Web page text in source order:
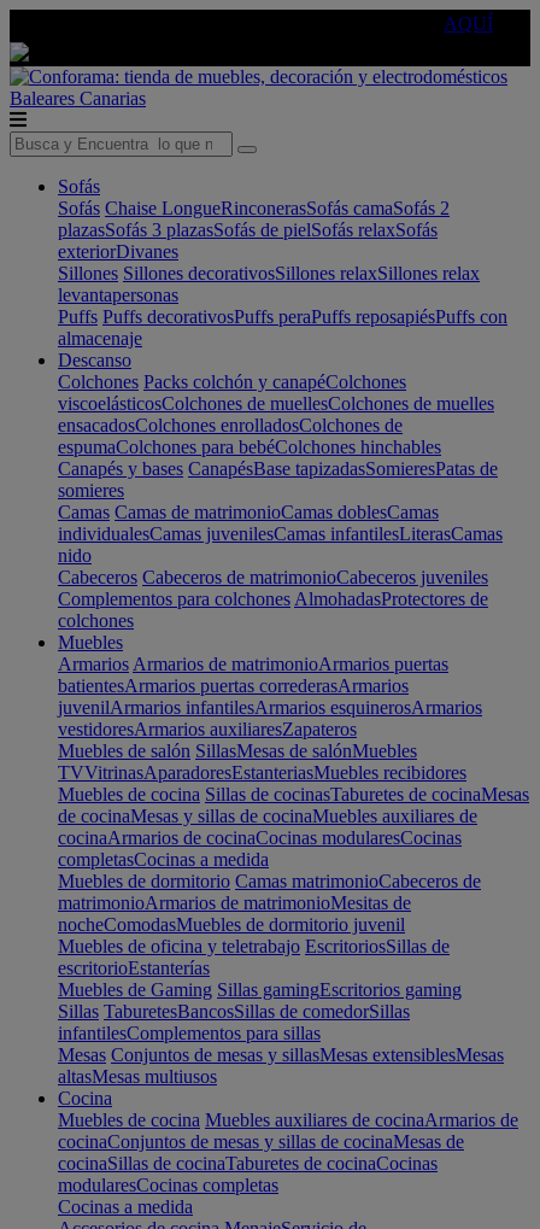
AQUÍ
Baleares Canarias
Sofás
Sofás Chaise LongueRinconerasSofás camaSofás 2
plazasSofás 3 plazasSofás de pielSofás relaxSofás
exteriorDivanes
Sillones Sillones decorativosSillones relaxSillones relax
levantapersonas
Puffs Puffs decorativosPuffs peraPuffs reposapiésPuffs con
almacenaje
Descanso
Colchones Packs colchón y canapéColchones
viscoelásticosColchones de muellesColchones de muelles
ensacadosColchones enrolladosColchones de
espumaColchones para bebéColchones hinchables
Canapés y bases CanapésBase tapizadasSomieresPatas de
somieres
Camas Camas de matrimonioCamas doblesCamas
individualesCamas juvenilesCamas infantilesLiterasCamas
nido
Cabeceros Cabeceros de matrimonioCabeceros juveniles
Complementos para colchones AlmohadasProtectores de
colchones
Muebles
Armarios Armarios de matrimonioArmarios puertas
batientesArmarios puertas correderasArmarios
juvenilArmarios infantilesArmarios esquinerosArmarios
vestidoresArmarios auxiliaresZapateros
Muebles de salón SillasMesas de salónMuebles
TVVitrinasAparadoresEstanteriasMuebles recibidores
Muebles de cocina Sillas de cocinasTaburetes de cocinaMesas
de cocinaMesas y sillas de cocinaMuebles auxiliares de
cocinaArmarios de cocinaCocinas modularesCocinas
completasCocinas a medida
Muebles de dormitorio Camas matrimonioCabeceros de
matrimonioArmarios de matrimonioMesitas de
nocheComodasMuebles de dormitorio juvenil
Muebles de oficina y teletrabajo EscritoriosSillas de
escritorioEstanterías
Muebles de Gaming Sillas gamingEscritorios gaming
Sillas TaburetesBancosSillas de comedorSillas
infantilesComplementos para sillas
Mesas Conjuntos de mesas y sillasMesas extensiblesMesas
altasMesas multiusos
Cocina
Muebles de cocina Muebles auxiliares de cocinaArmarios de
cocinaConjuntos de mesas y sillas de cocinaMesas de
cocinaSillas de cocinaTaburetes de cocinaCocinas
modularesCocinas completas
Cocinas a medida